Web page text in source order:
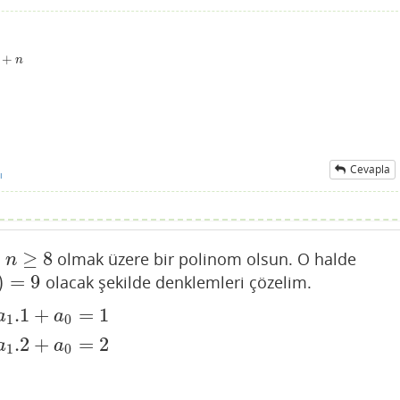
+ n
Cevapla
n ≥ 8olmak üzere bir polinom olsun. O halde
= 9
9 olacak şekilde denklemleri çözelim.
1.1 + a0 = 1
1.2 + a0 = 2
1 an .2n +an−1 .2